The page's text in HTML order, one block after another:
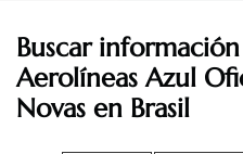
Buscar
Aerolíneas Azul
Novas en Brasil